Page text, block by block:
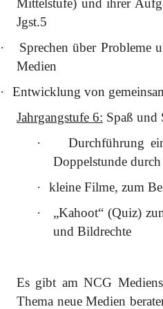
Jgst.5
·
Sprechen über Probleme
Medien
·
Entwicklung von
Jahrgangstufe 6: Spaß und
·
Durchführung
Doppelstunde
·
kleine Filme, zum
·
„Kahoot“ (Quiz)
und Bildrechte
Es gibt am NCG
Thema neue Medien